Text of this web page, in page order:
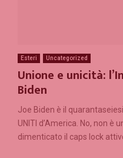
Esteri Uncategorized
Unione e unicità:
Biden
Joe Biden è il
UNITI d’America. No, non è
dimenticato il caps lock